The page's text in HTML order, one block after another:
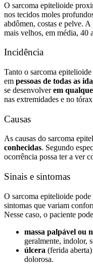
O sarcoma epitelioide
nos tecidos moles
abdômen, costas e pelve.
mais velhos, em média, 40
Incidência
Tanto o sarcoma
em pessoas de todas as
se desenvolverem
nas extremidades e no
Causas
As causas do sarcoma
conhecidas. Segundo
ocorrência possa ter a ver
Sinais e sintomas
O sarcoma epitelioide
sintomas que variam
Nesse caso, o paciente
massa palpável ou
geralmente, indolor,
úlcera (ferida
dolorosa.